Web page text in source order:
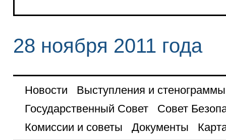
28 ноября 2011 года
Новости
Выступления и стенограммы
Государственный Совет
Совет
Комиссии и советы
Документы